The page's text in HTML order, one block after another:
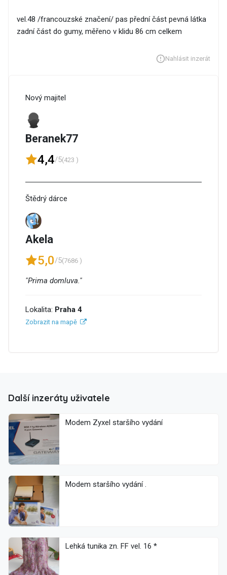
vel.48 /francouzské značení/ pas přední část pevná látka
zadní část do gumy, měřeno v klidu 86 cm celkem
Nahlásit inzerát
Nový majitel
Beranek77
4,4/5(423 )
Štědrý dárce
Akela
5,0/5(7686 )
"Prima domluva."
Lokalita: Praha 4
Zobrazit na mapě
Další inzeráty uživatele
Modem Zyxel staršího vydání
Modem staršího vydání .
Lehká tunika zn. FF vel. 16 *